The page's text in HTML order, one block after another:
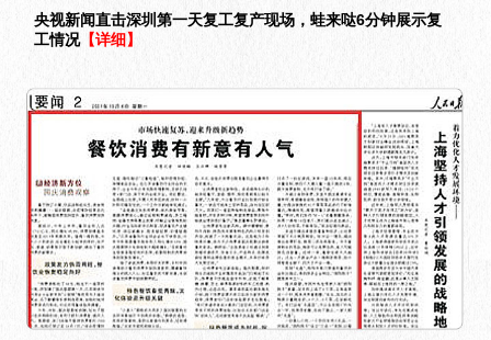
央视新闻直击深圳第一天复工复产现场，蛙来哒6分钟展示复
工情况【详细】